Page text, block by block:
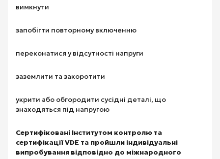
вимкнути
запобігти повторному включенню
переконатися у відсутності напруги
заземлити та закоротити
укрити або обгородити сусідні деталі, що
знаходяться під напругою
Сертифіковані Інститутом контролю та
сертифікації VDE та пройшли індивідуальні
випробування відповідно до міжнародного